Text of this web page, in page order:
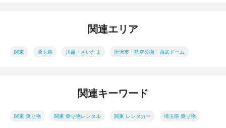
関連エリア
関東 埼玉県 川越・さいたま 所沢市・航空公園・西武ドーム
関連キーワード
関東 乗り物 関東 乗り物レンタル 関東 レンタカー 埼玉県 乗り物